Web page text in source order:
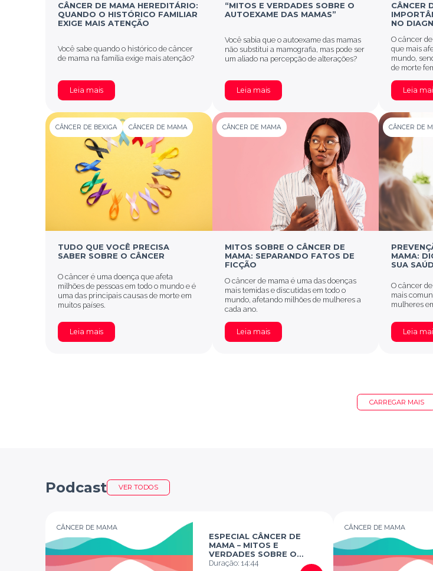
CÂNCER DE MAMA HEREDITÁRIO:
QUANDO O HISTÓRICO FAMILIAR
EXIGE MAIS ATENÇÃO
Você sabe quando o histórico de câncer
de mama na família exige mais atenção?
Leia mais
“MITOS E VERDADES SOBRE O
AUTOEXAME DAS MAMAS”
Você sabia que o autoexame das mamas
não substitui a mamografia, mas pode ser
um aliado na percepção de alterações?
Leia mais
CÂNCER
NO
O câncer
que mais
mundo,
de morte
Leia
CÂNCER DE BEXIGA CÂNCER DE MAMA
TUDO QUE VOCÊ PRECISA
SABER SOBRE O CÂNCER
O câncer é uma doença que afeta
milhões de pessoas em todo o mundo e é
uma das principais causas de morte em
muitos países.
Leia mais
CÂNCER DE MAMA
MITOS SOBRE O CÂNCER DE
MAMA: SEPARANDO FATOS DE
FICÇÃO
O câncer de mama é uma das doenças
mais temidas e discutidas em todo o
mundo, afetando milhões de mulheres a
cada ano.
Leia mais
CÂNCER DE
MAMA:
SUA
O câncer
mais
mulheres
Leia
CARREGAR MAIS
Podcast VER TODOS
CÂNCER DE MAMA
ESPECIAL CÂNCER DE
MAMA – MITOS E
VERDADES SOBRE O
CÂNCER DE MAMA
Duração: 14:44
CÂNCER DE MAMA